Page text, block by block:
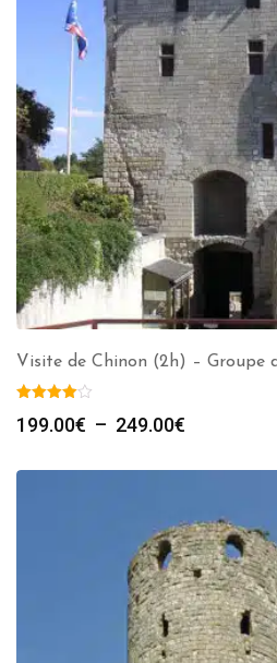
Visite de Chinon (2h) – Groupe
199.00€ – 249.00€
prix :
à
249.00€